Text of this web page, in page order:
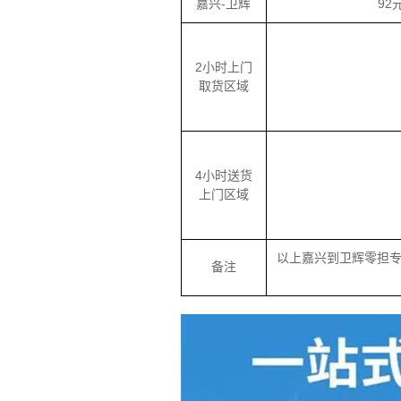
嘉兴-卫辉 92
2小时上门
取货区域
4小时送货
上门区域
备注
以上嘉兴到卫辉零担